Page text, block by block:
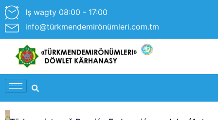
Iş wagty 08:00 - 17:00
info@türkmendemirönümleri.com.tm